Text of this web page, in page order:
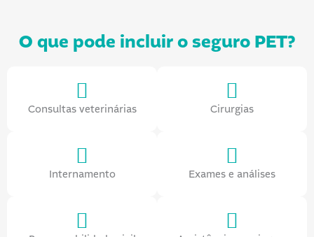
O que pode incluir o seguro PET?
Consultas veterinárias Cirurgias
Internamento Exames e análises